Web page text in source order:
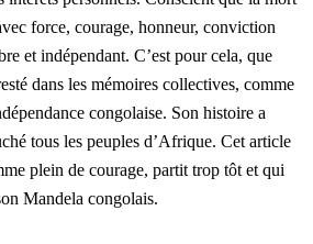
force, courage, honneur, conviction
et indépendant. C’est pour cela, que
dans les mémoires collectives, comme
congolaise. Son histoire a
tous les peuples d’Afrique. Cet article
plein de courage, partit trop tôt et qui
Mandela congolais.